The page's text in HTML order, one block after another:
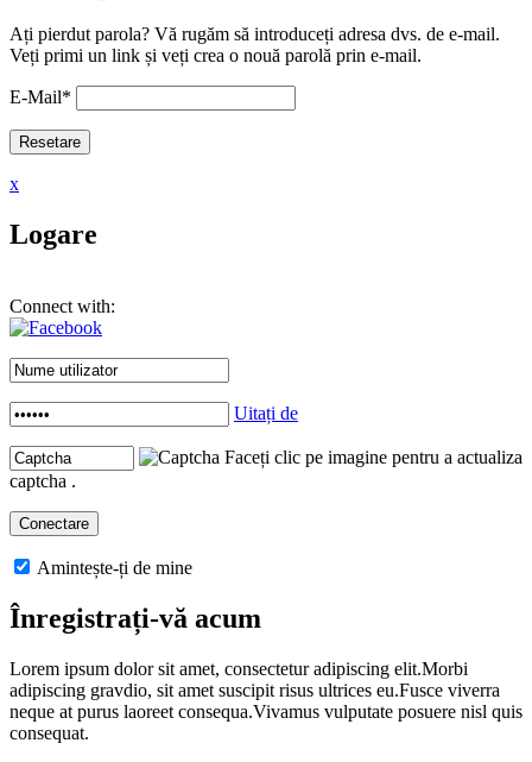
Ați pierdut parola? Vă rugăm să introduceți adresa dvs. de e-mail.
Veți primi un link și veți crea o nouă parolă prin e-mail.
E-Mail*
x
Logare
Connect with:
Uitați de
Faceți clic pe imagine pentru a actualiza
captcha .
Amintește-ți de mine
Înregistrați-vă acum
Lorem ipsum dolor sit amet, consectetur adipiscing elit.Morbi
adipiscing gravdio, sit amet suscipit risus ultrices eu.Fusce viverra
neque at purus laoreet consequa.Vivamus vulputate posuere nisl quis
consequat.